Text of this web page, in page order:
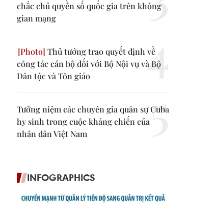
chắc chủ quyền số quốc gia trên không
gian mạng
Thủ tướng trao quyết định về
công tác cán bộ đối với Bộ Nội vụ và Bộ
Dân tộc và Tôn giáo
Tưởng niệm các chuyên gia quân sự Cuba
hy sinh trong cuộc kháng chiến của
nhân dân Việt Nam
INFOGRAPHICS